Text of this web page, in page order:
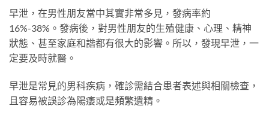
早泄，在男性朋友當中其實非常多見，發病率約
16%-38%。發病後，對男性朋友的生殖健康、心理、精神
狀態、甚至家庭和諧都有很大的影響。所以，發現早泄，一
定要及時就醫。
早泄是常見的男科疾病，確診需結合患者表述與相關檢查，
且容易被誤診為陽痿或是頻繁遺精。